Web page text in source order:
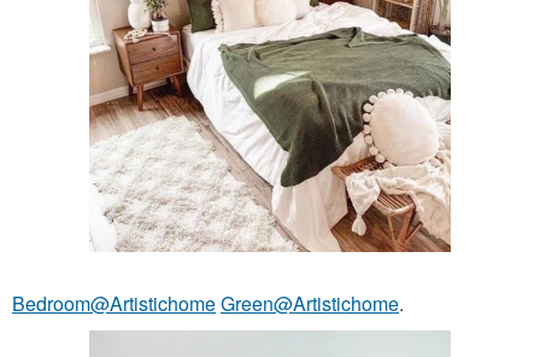
Bedroom@ArtistichomeGreen@Artistichome.